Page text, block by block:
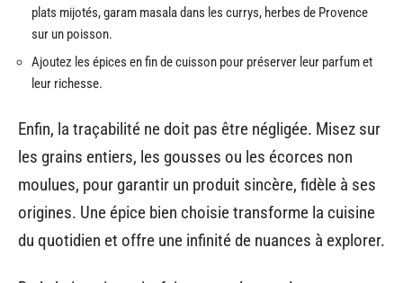
plats mijotés, garam masala dans les currys, herbes de Provence
sur un poisson.
Ajoutez les épices en fin de cuisson pour préserver leur parfum et
leur richesse.
Enfin, la traçabilité ne doit pas être négligée. Misez sur
les grains entiers, les gousses ou les écorces non
moulues, pour garantir un produit sincère, fidèle à ses
origines. Une épice bien choisie transforme la cuisine
du quotidien et offre une infinité de nuances à explorer.